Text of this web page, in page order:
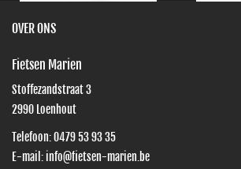
OVER ONS
Fietsen Marien
Stoffezandstraat 3
2990 Loenhout
Telefoon:0479 53 93 35
E-mail: info@fietsen-marien.be